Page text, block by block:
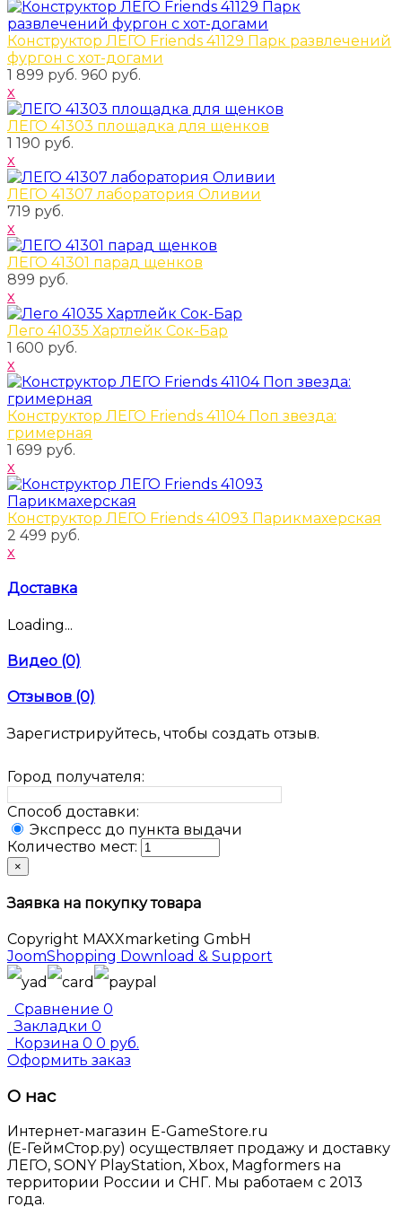
Конструктор ЛЕГО Friends 41129 Парк развлечений
фургон с хот-догами
1 899 руб. 960 руб.
x
ЛЕГО 41303 площадка для щенков
1 190 руб.
x
ЛЕГО 41307 лаборатория Оливии
719 руб.
x
ЛЕГО 41301 парад щенков
899 руб.
x
Лего 41035 Хартлейк Сок-Бар
1 600 руб.
x
Конструктор ЛЕГО Friends 41104 Поп звезда:
гримерная
1 699 руб.
x
Конструктор ЛЕГО Friends 41093 Парикмахерская
2 499 руб.
x
Доставка
Loading...
Видео (0)
Отзывов (0)
Зарегистрируйтесь, чтобы создать отзыв.
Город получателя:
Способ доставки:
Экспресс до пункта выдачи
Количество мест:
×
Заявка на покупку товара
Copyright MAXXmarketing GmbH
JoomShopping Download & Support
Сравнение 0
Закладки 0
Корзина 0 0 руб.
Оформить заказ
О нас
Интернет-магазин E-GameStore.ru
(Е-ГеймСтор.ру) осуществляет продажу и доставку
ЛЕГО, SONY PlayStation, Xbox, Magformers на
территории России и СНГ. Мы работаем с 2013
года.